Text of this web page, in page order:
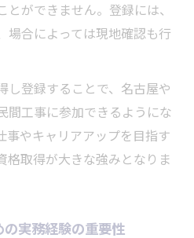
ができません。登録には、
場合によっては現地確認も行
し登録することで、名古屋や
間工事に参加できるようにな
事やキャリアアップを目指す
格取得が大きな強みとなりま
実務経験の重要性